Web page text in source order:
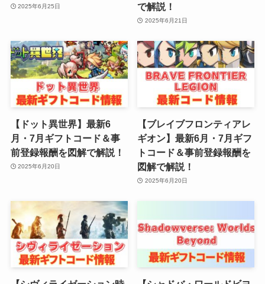
2025年6月25日
で解説！
2025年6月21日
【ドット異世界】最新6
月・7月ギフトコード＆事
前登録報酬を図解で解説！
2025年6月20日
【ブレイブフロンティアレ
ギオン】最新6月・7月ギフ
トコード＆事前登録報酬を
図解で解説！
2025年6月20日